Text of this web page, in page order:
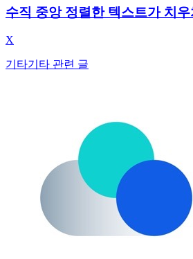
수직 중앙 정렬한 텍스트가 치
X
기타기타 관련 글